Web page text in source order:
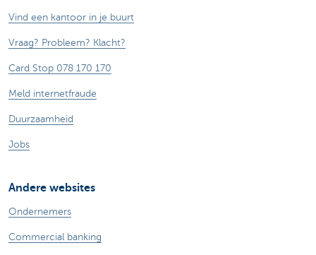
Vind een kantoor in je buurt
Vraag? Probleem? Klacht?
Card Stop 078 170 170
Meld internetfraude
Duurzaamheid
Jobs
Andere websites
Ondernemers
Commercial banking